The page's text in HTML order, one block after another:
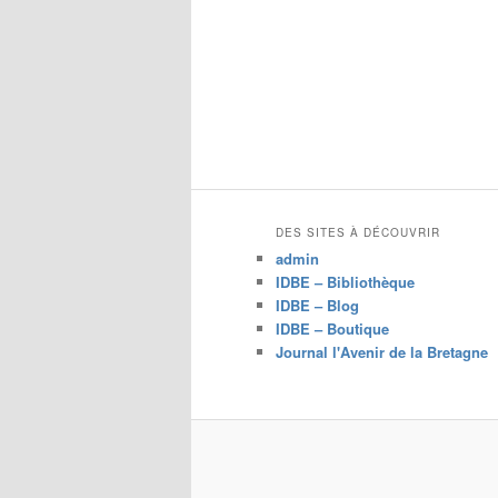
DES SITES À DÉCOUVRIR
admin
IDBE – Bibliothèque
IDBE – Blog
IDBE – Boutique
Journal l'Avenir de la Bretagne